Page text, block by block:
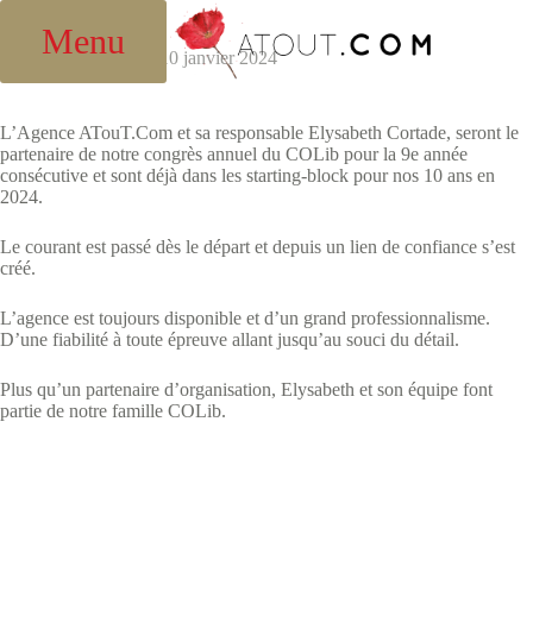
Passer
contenuMenu
admin 10 janvier 2024
L’Agence ATouT.Com et sa responsable Elysabeth Cortade, seront le
partenaire de notre congrès annuel du COLib pour la 9e année
consécutive et sont déjà dans les starting-block pour nos 10 ans en
2024.
Le courant est passé dès le départ et depuis un lien de confiance s’est
créé.
L’agence est toujours disponible et d’un grand professionnalisme.
D’une fiabilité à toute épreuve allant jusqu’au souci du détail.
Plus qu’un partenaire d’organisation, Elysabeth et son équipe font
partie de notre famille COLib.